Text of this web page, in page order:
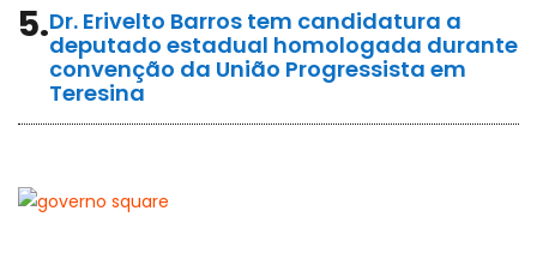
5.Dr. Erivelto Barros tem candidatura a
deputado estadual homologada durante
convenção da União Progressista em
Teresina